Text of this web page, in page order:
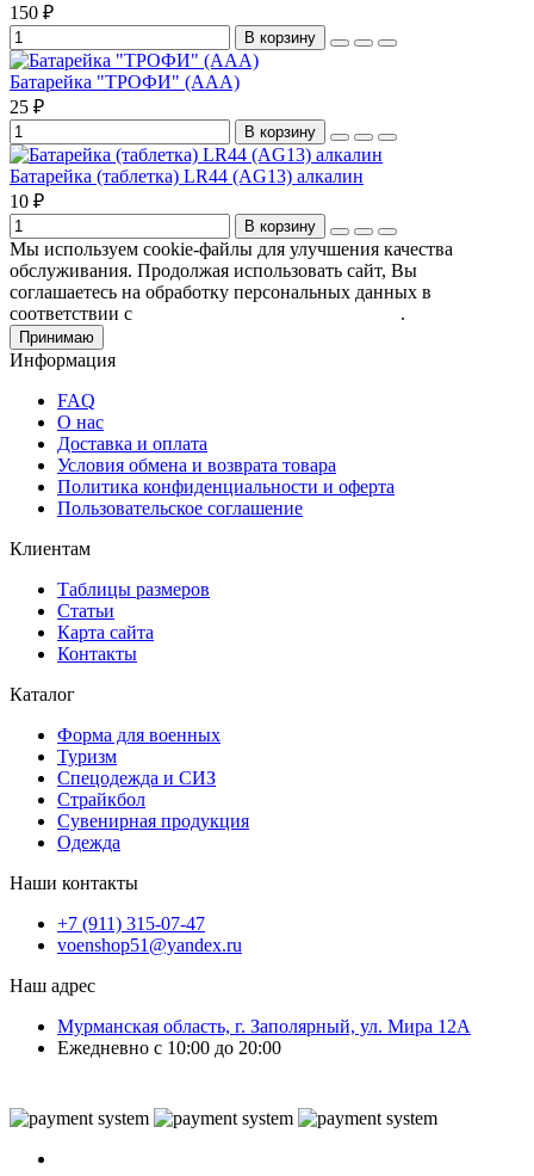
150 ₽
В корзину
Батарейка "ТРОФИ" (ААА)
25 ₽
В корзину
Батарейка (таблетка) LR44 (АG13) алкалин
10 ₽
В корзину
Мы используем cookie-файлы для улучшения качества
обслуживания. Продолжая использовать сайт, Вы
соглашаетесь на обработку персональных данных в
соответствии с
.
Принимаю
Информация
FAQ
О нас
Доставка и оплата
Условия обмена и возврата товара
Политика конфиденциальности и оферта
Пользовательское соглашение
Клиентам
Таблицы размеров
Статьи
Карта сайта
Контакты
Каталог
Форма для военных
Туризм
Спецодежда и СИЗ
Страйкбол
Сувенирная продукция
Одежда
Наши контакты
+7 (911) 315-07-47
voenshop51@yandex.ru
Наш адрес
Мурманская область, г. Заполярный, ул. Мира 12А
Ежедневно с 10:00 до 20:00